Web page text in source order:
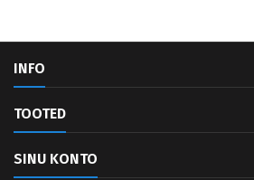
INFO
TOOTED
SINU KONTO